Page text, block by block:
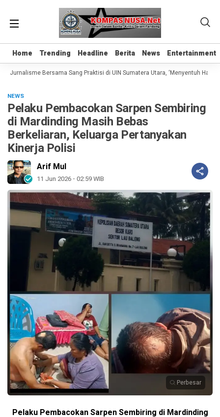
Home Trending Headline Berita News Entertainment
Home Trending Headline Berita News Entertainment
Jurnalisme Bersama Sang Praktisi di UIN Sumatera Utara, ‘Menyentuh Hati
NEWS
Pelaku Pembacokan Sarpen Sembiring
di Mardinding Masih Bebas
Berkeliaran, Keluarga Pertanyakan
Kinerja Polisi
Arif Mul
11 Jun 2026 - 02:59 WIB
Perbesar
Pelaku Pembacokan Sarpen Sembiring di Mardinding